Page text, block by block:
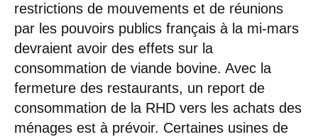
restrictions de mouvements et de réunions
par les pouvoirs publics français à la mi-mars
devraient avoir des effets sur la
consommation de viande bovine. Avec la
fermeture des restaurants, un report de
consommation de la RHD vers les achats des
ménages est à prévoir. Certaines usines de